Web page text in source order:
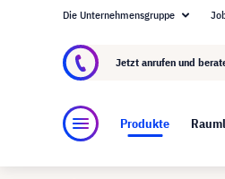
Über visunext.de
Die Unternehmensgruppe
Jetzt anrufen und
Produkte